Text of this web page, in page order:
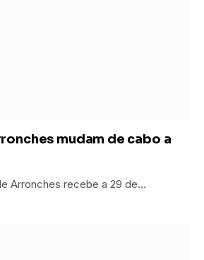
mudam de cabo a
Arronches recebe a 29 de…